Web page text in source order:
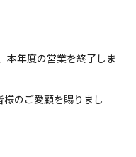
本年度の営業を終了しま
のご愛顧を賜りまし